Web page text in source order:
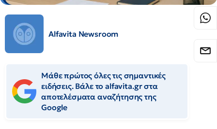
Alfavita Newsroom
Μάθε πρώτος όλες τις σημαντικές
ειδήσεις. Βάλε το alfavita.gr στα
αποτελέσματα αναζήτησης της
Google